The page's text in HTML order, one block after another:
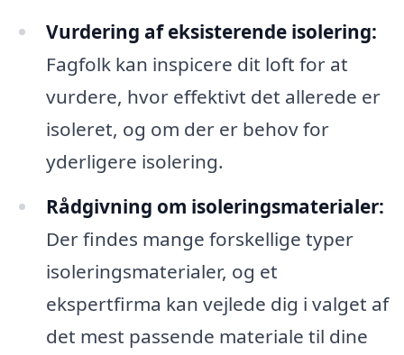
Vurdering af eksisterende isolering:
Fagfolk kan inspicere dit loft for at
vurdere, hvor effektivt det allerede er
isoleret, og om der er behov for
yderligere isolering.
Rådgivning om isoleringsmaterialer:
Der findes mange forskellige typer
isoleringsmaterialer, og et
ekspertfirma kan vejlede dig i valget af
det mest passende materiale til dine